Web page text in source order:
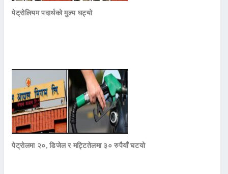
पेट्रोलियम पदार्थको मुल्य घट्यो
पेट्रोलमा २०, डिजेल र मट्टितेलमा ३० रुपैयाँ घटयो